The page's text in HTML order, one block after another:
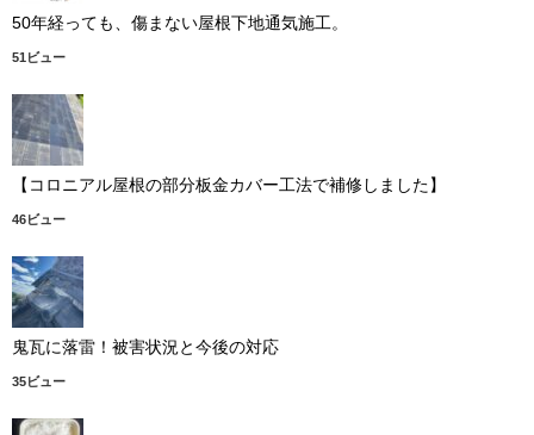
50年経っても、傷まない屋根下地通気施工。
51ビュー
【コロニアル屋根の部分板金カバー工法で補修しました】
46ビュー
鬼瓦に落雷！被害状況と今後の対応
35ビュー